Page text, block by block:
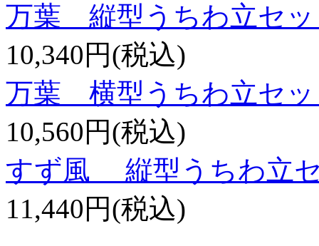
万葉 縦型うちわ立セ
10,340円(税込)
万葉 横型うちわ立セ
10,560円(税込)
すず風 縦型うちわ立
11,440円(税込)